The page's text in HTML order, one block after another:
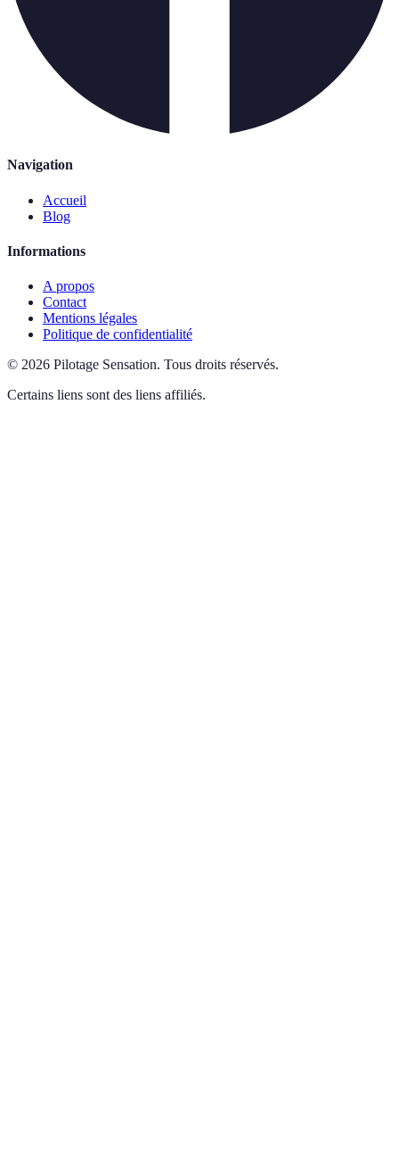
Navigation
Accueil
Blog
Informations
A propos
Contact
Mentions légales
Politique de confidentialité
© 2026 Pilotage Sensation. Tous droits réservés.
Certains liens sont des liens affiliés.